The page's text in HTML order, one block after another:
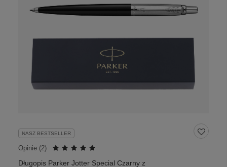
NASZ BESTSELLER
Opinie (2)
Długopis Parker Jotter Special Czarny z